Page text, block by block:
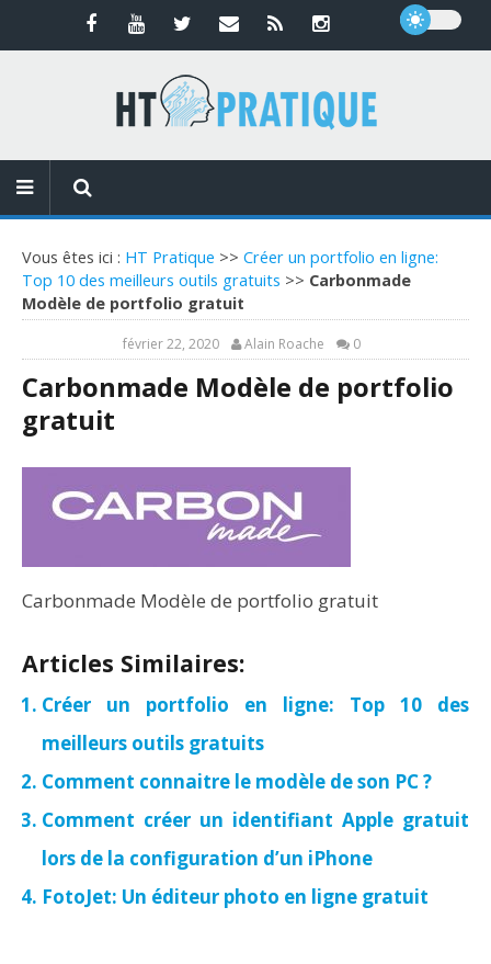
Vous êtes ici : HT Pratique >> Créer un portfolio en ligne:
Top 10 des meilleurs outils gratuits >> Carbonmade
Modèle de portfolio gratuit
février 22, 2020 Alain Roache 0
Carbonmade Modèle de portfolio
gratuit
Carbonmade Modèle de portfolio gratuit
Articles Similaires:
Créer un portfolio en ligne: Top 10 des
meilleurs outils gratuits
Comment connaitre le modèle de son PC ?
Comment créer un identifiant Apple gratuit
lors de la configuration d’un iPhone
FotoJet: Un éditeur photo en ligne gratuit